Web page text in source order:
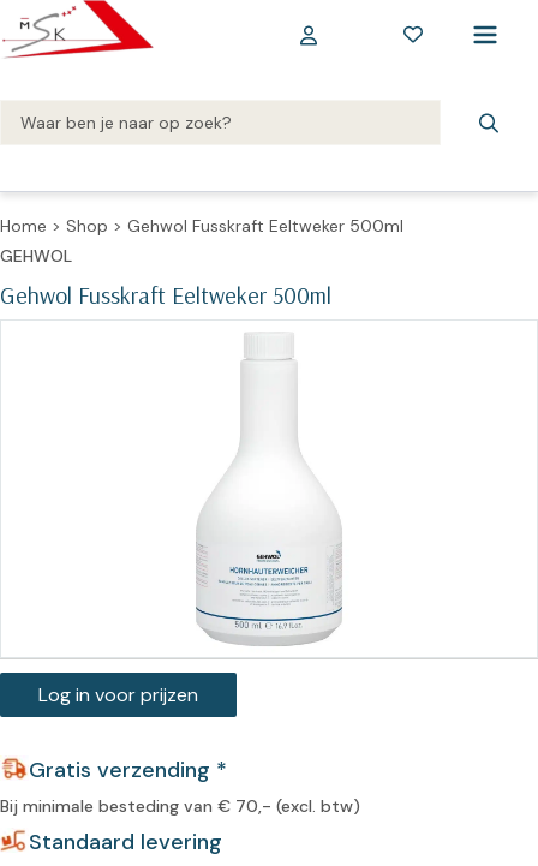
Home > Shop > Gehwol Fusskraft Eeltweker 500ml
Gehwol Fusskraft Eeltweker 500ml
GEHWOL
Log in voor prijzen
Gratis verzending *
Bij minimale besteding van € 70,- (excl. btw)
Standaard levering